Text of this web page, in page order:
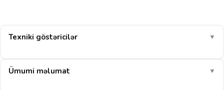
Texniki göstəricilər ▼
Ümumi məlumat ▼